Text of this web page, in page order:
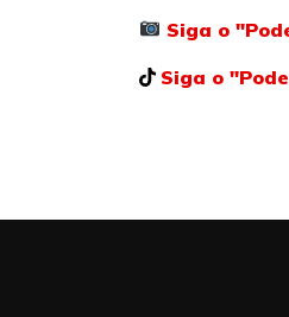
Siga o
Siga o